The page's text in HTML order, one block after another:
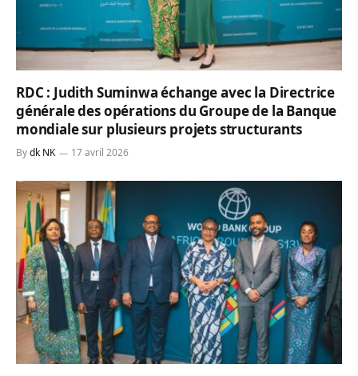
RDC : Judith Suminwa échange avec la Directrice
générale des opérations du Groupe de la Banque
mondiale sur plusieurs projets structurants
Bydk NK 17 avril 2026